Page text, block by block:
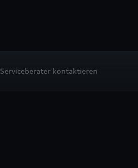
Serviceberater kontaktieren